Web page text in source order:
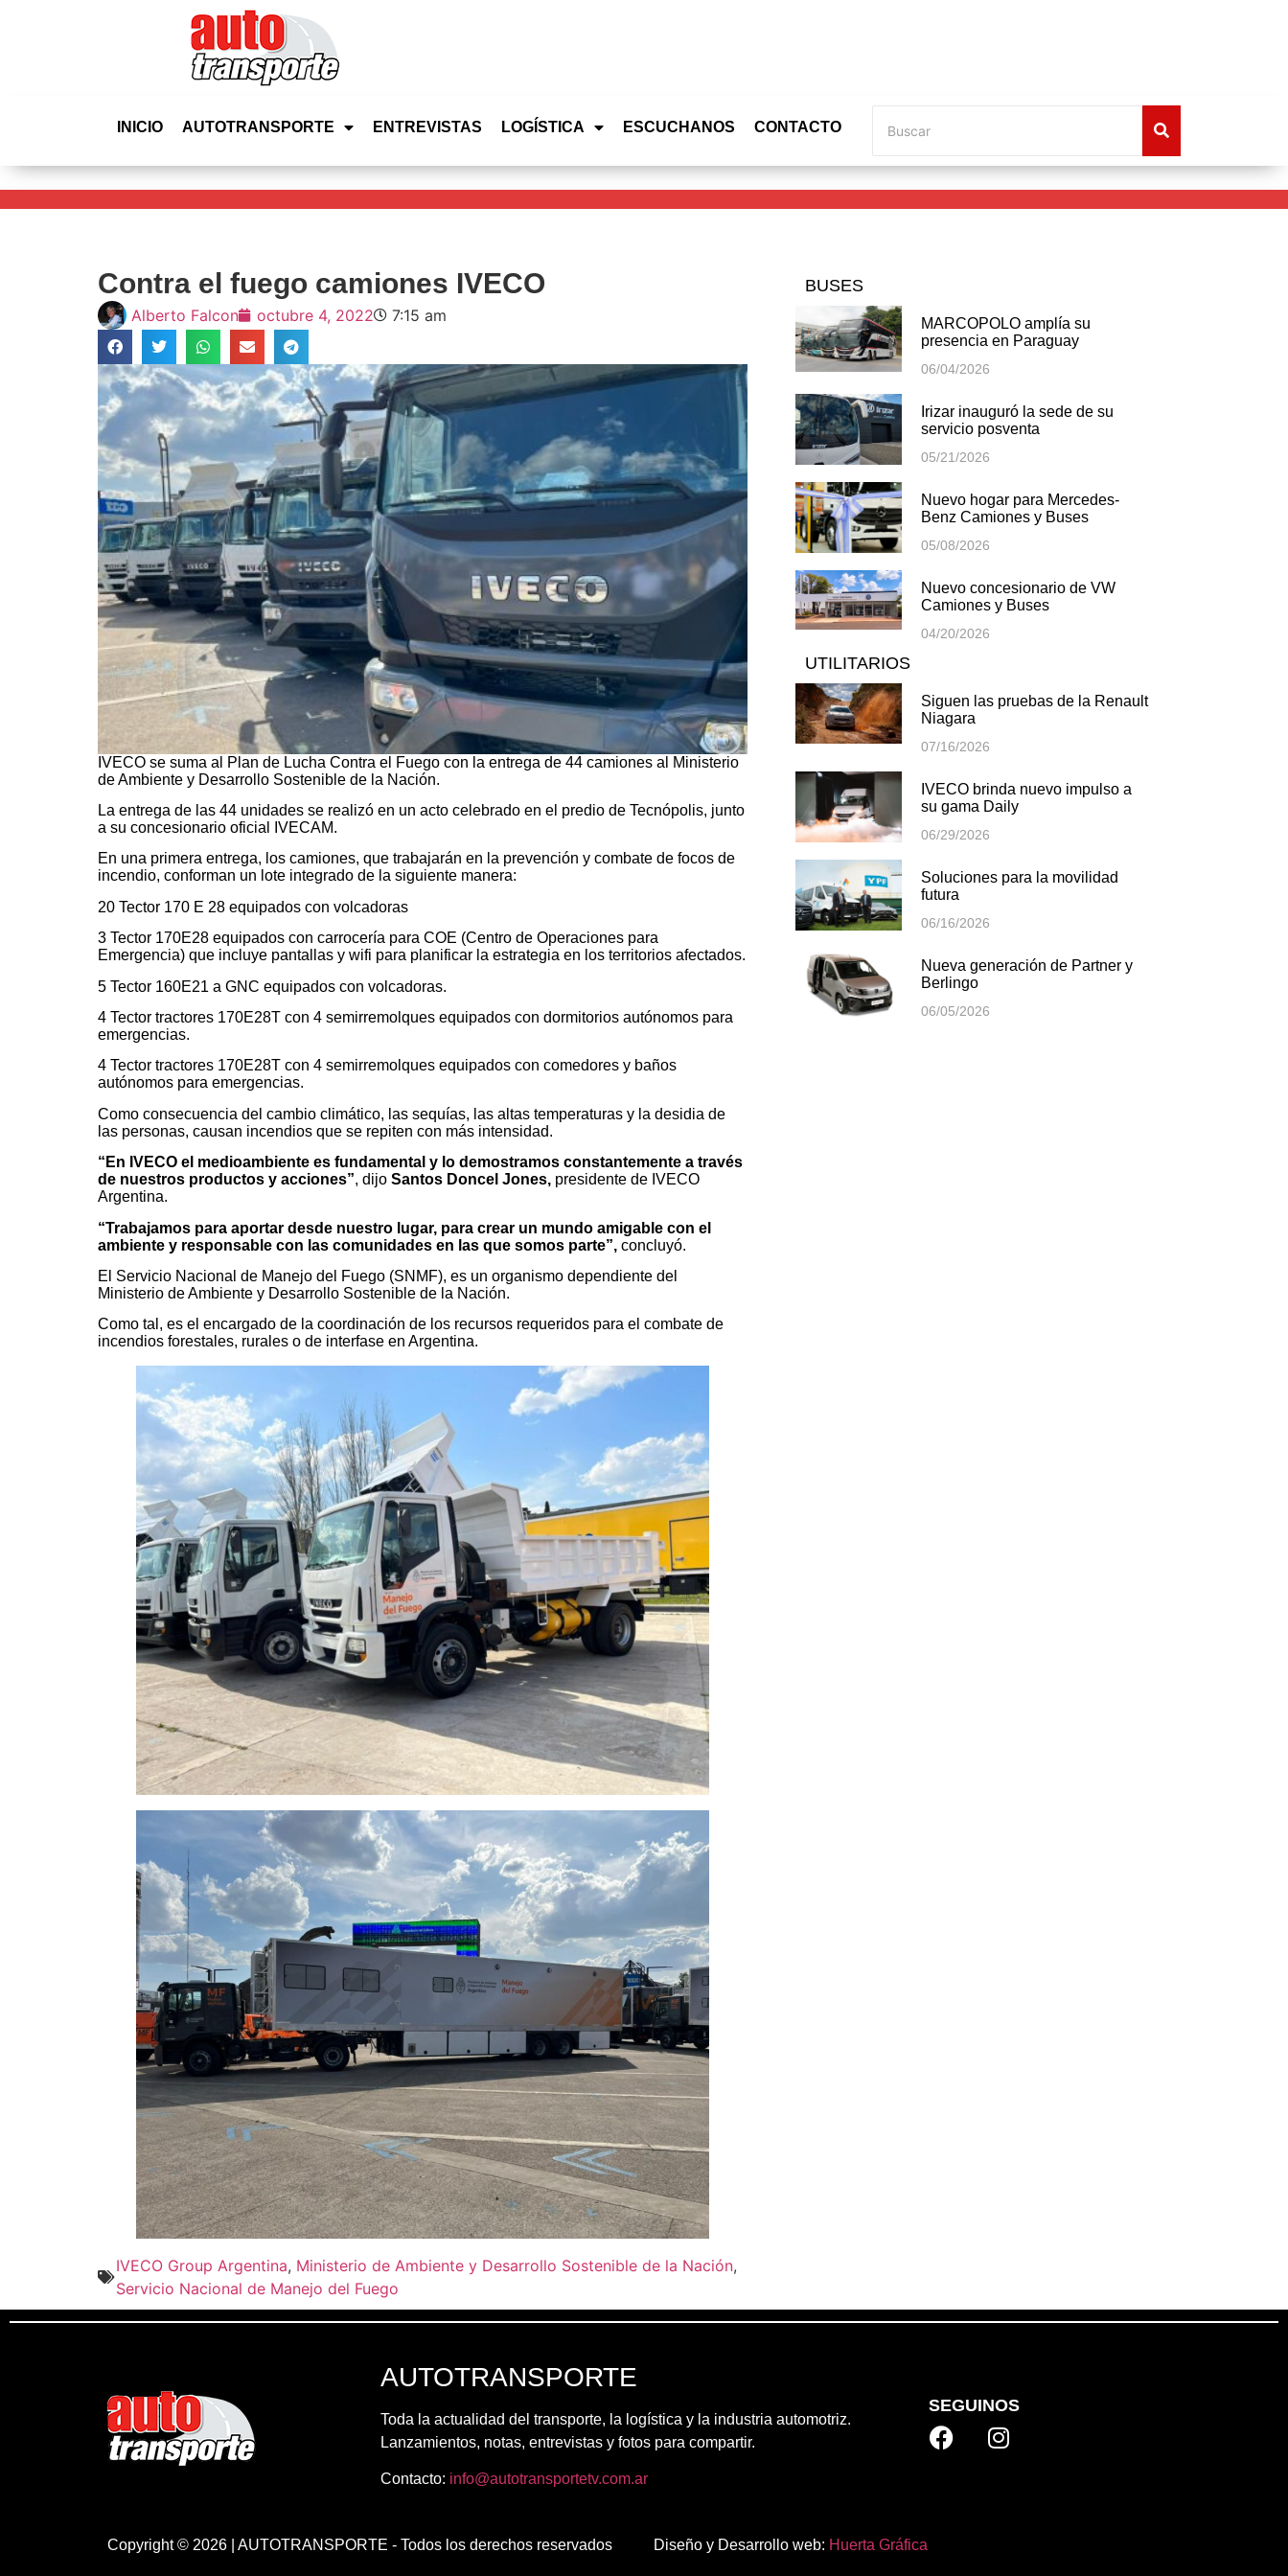
INICIO AUTOTRANSPORTE ENTREVISTAS LOGÍSTICA ESCUCHANOS CONTACTO
Contra el fuego camiones IVECO
Alberto Falcon octubre 4, 2022 7:15 am
IVECO se suma al Plan de Lucha Contra el Fuego con la entrega de 44 camiones al Ministerio
de Ambiente y Desarrollo Sostenible de la Nación.
La entrega de las 44 unidades se realizó en un acto celebrado en el predio de Tecnópolis, junto
a su concesionario oficial IVECAM.
En una primera entrega, los camiones, que trabajarán en la prevención y combate de focos de
incendio, conforman un lote integrado de la siguiente manera:
20 Tector 170 E 28 equipados con volcadoras
3 Tector 170E28 equipados con carrocería para COE (Centro de Operaciones para
Emergencia) que incluye pantallas y wifi para planificar la estrategia en los territorios afectados.
5 Tector 160E21 a GNC equipados con volcadoras.
4 Tector tractores 170E28T con 4 semirremolques equipados con dormitorios autónomos para
emergencias.
4 Tector tractores 170E28T con 4 semirremolques equipados con comedores y baños
autónomos para emergencias.
Como consecuencia del cambio climático, las sequías, las altas temperaturas y la desidia de
las personas, causan incendios que se repiten con más intensidad.
“En IVECO el medioambiente es fundamental y lo demostramos constantemente a través
de nuestros productos y acciones”, dijo Santos Doncel Jones, presidente de IVECO
Argentina.
“Trabajamos para aportar desde nuestro lugar, para crear un mundo amigable con el
ambiente y responsable con las comunidades en las que somos parte”, concluyó.
El Servicio Nacional de Manejo del Fuego (SNMF), es un organismo dependiente del
Ministerio de Ambiente y Desarrollo Sostenible de la Nación.
Como tal, es el encargado de la coordinación de los recursos requeridos para el combate de
incendios forestales, rurales o de interfase en Argentina.
IVECO Group Argentina, Ministerio de Ambiente y Desarrollo Sostenible de la Nación,
Servicio Nacional de Manejo del Fuego
BUSES
MARCOPOLO amplía su
presencia en Paraguay
06/04/2026
Irizar inauguró la sede de su
servicio posventa
05/21/2026
Nuevo hogar para Mercedes-
Benz Camiones y Buses
05/08/2026
Nuevo concesionario de VW
Camiones y Buses
04/20/2026
UTILITARIOS
Siguen las pruebas de la Renault
Niagara
07/16/2026
IVECO brinda nuevo impulso a
su gama Daily
06/29/2026
Soluciones para la movilidad
futura
06/16/2026
Nueva generación de Partner y
Berlingo
06/05/2026
AUTOTRANSPORTE
Toda la actualidad del transporte, la logística y la industria automotriz.
Lanzamientos, notas, entrevistas y fotos para compartir.
Contacto: info@autotransportetv.com.ar
SEGUINOS
Copyright © 2026 | AUTOTRANSPORTE - Todos los derechos reservados Diseño y Desarrollo web: Huerta Gráfica